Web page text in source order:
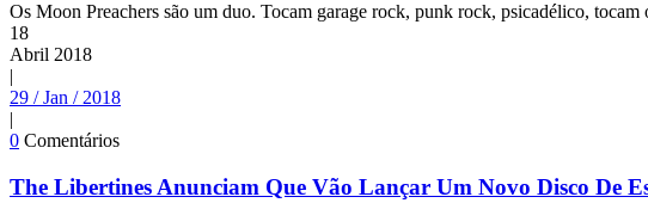
Os Moon Preachers são um duo. Tocam garage rock, punk rock, psicadélico,
18
Abril 2018
|
29 / Jan / 2018
|
0 Comentários
The Libertines Anunciam Que Vão Lançar Um Novo Disco De